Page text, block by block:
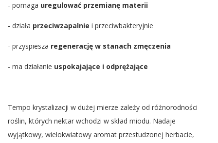
- pomaga uregulować przemianę materii
- działa przeciwzapalnie i przeciwbakteryjnie
- przyspiesza regenerację w stanach zmęczenia
- ma działanie uspokajające i odprężające
Tempo krystalizacji w dużej mierze zależy od różnorodności
roślin, których nektar wchodzi w skład miodu. Nadaje
wyjątkowy, wielokwiatowy aromat przestudzonej herbacie,